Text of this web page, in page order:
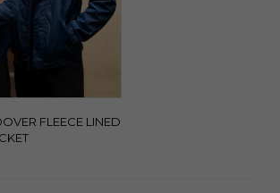
FLEECE LINED